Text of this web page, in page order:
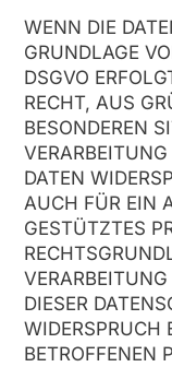
WENN DIE
GRUNDLAGE
DSGVO
RECHT, AUS
BESONDEREN
DATEN
AUCH FÜR EIN
GESTÜTZTES
DIESER
WIDERSPRUCH
BETROFFENEN